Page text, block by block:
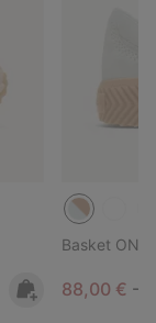
Basket ONA
Minimum
88,00 € -